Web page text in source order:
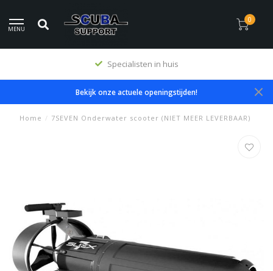
MENU
0
Specialisten in huis
Bekijk onze actuele openingstijden!
Home / 7SEVEN Onderwater scooter (NIET MEER LEVERBAAR)